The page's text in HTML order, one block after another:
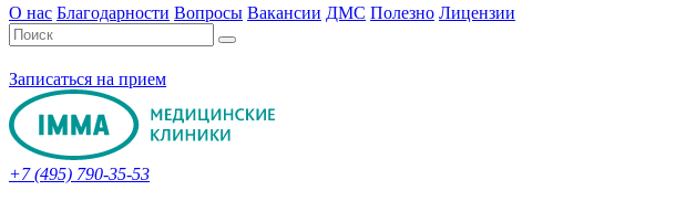
О нас Благодарности Вопросы Вакансии ДМС Полезно Лицензии
Записаться на прием
+7 (495) 790-35-53